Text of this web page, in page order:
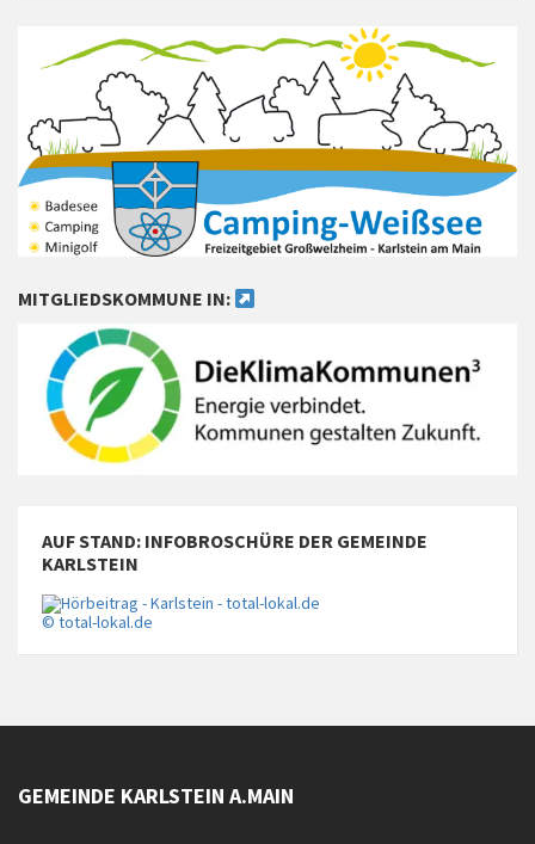
MITGLIEDSKOMMUNE IN:
AUF STAND: INFOBROSCHÜRE DER GEMEINDE
KARLSTEIN
© total-lokal.de
GEMEINDE KARLSTEIN A.MAIN